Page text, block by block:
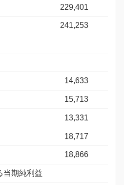
229,401
241,253
14,633
15,713
13,331
18,717
18,866
当期純利益